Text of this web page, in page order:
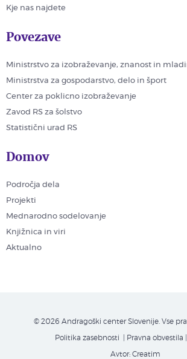
Kje nas najdete
Povezave
Ministrstvo za izobraževanje, znanost in
Ministrstva za gospodarstvo, delo in šport
Center za poklicno izobraževanje
Zavod RS za šolstvo
Statistični urad RS
Domov
Področja dela
Projekti
Mednarodno sodelovanje
Knjižnica in viri
Aktualno
© 2026 Andragoški center Slovenije. Vse
Politika zasebnosti | Pravna obvestila
Avtor: Creatim